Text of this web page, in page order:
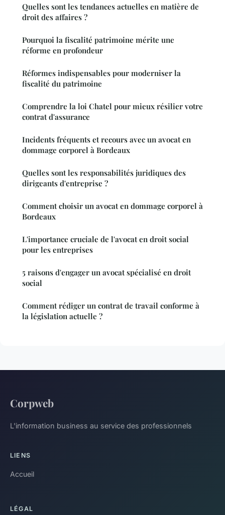
Quelles sont les tendances actuelles en matière de
droit des affaires ?
Pourquoi la fiscalité patrimoine mérite une
réforme en profondeur
Réformes indispensables pour moderniser la
fiscalité du patrimoine
Comprendre la loi Chatel pour mieux résilier votre
contrat d'assurance
Incidents fréquents et recours avec un avocat en
dommage corporel à Bordeaux
Quelles sont les responsabilités juridiques des
dirigeants d'entreprise ?
Comment choisir un avocat en dommage corporel à
Bordeaux
L'importance cruciale de l'avocat en droit social
pour les entreprises
5 raisons d'engager un avocat spécialisé en droit
social
Comment rédiger un contrat de travail conforme à
la législation actuelle ?
Corpweb
L'information business au service des professionnels
LIENS
Accueil
LÉGAL